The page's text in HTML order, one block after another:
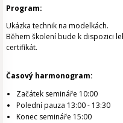
Program:
Ukázka technik na modelkách.
Během školení bude k dispozici
certifikát.
Časový harmonogram:
Začátek semináře 10:00
Polední pauza 13:00 - 13:30
Konec semináře 15:00